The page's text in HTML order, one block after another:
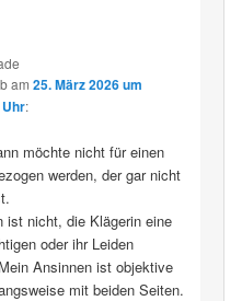
am 25. März 2026 um
:
möchte nicht für einen
werden, der gar nicht
ist nicht, die Klägerin eine
oder ihr Leiden
Ansinnen ist objektive
mit beiden Seiten.